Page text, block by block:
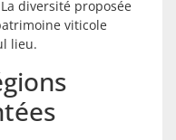
diversité proposée
viticole
lieu.